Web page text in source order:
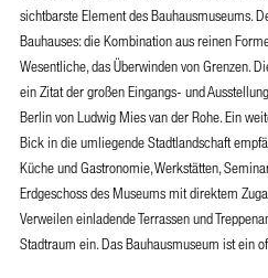
sichtbarste Element des Bauhausmuseums.
Bauhauses: die Kombination aus reinen
Wesentliche, das Überwinden von Grenzen.
ein Zitat der großen Eingangs- und
Berlin von Ludwig Mies van der Rohe. Ein
Bick in die umliegende Stadtlandschaft
Küche und Gastronomie, Werkstätten,
Erdgeschoss des Museums mit direktem
Verweilen einladende Terrassen und
Stadtraum ein. Das Bauhausmuseum ist ein